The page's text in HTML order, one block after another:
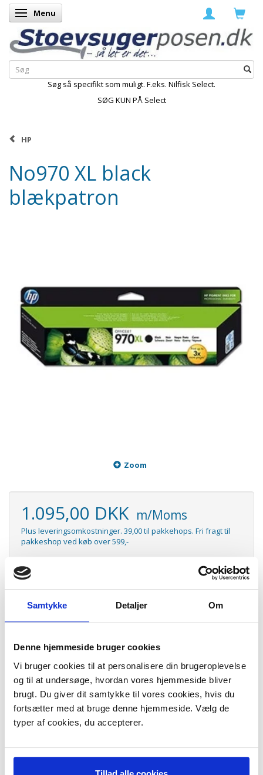
Samtykke Detaljer Om
Denne hjemmeside bruger cookies
Vi bruger cookies til at personalisere din brugeroplevelse
og til at undersøge, hvordan vores hjemmeside bliver
brugt. Du giver dit samtykke til vores cookies, hvis du
fortsætter med at bruge denne hjemmeside. Vælg de
typer af cookies, du accepterer.
Skifte navigation
Menu
Søg så specifikt som muligt. F.eks. Nilfisk Select.
SØG KUN PÅ Select
HP
No970 XL black
blækpatron
Zoom
1.095,00 DKK m/Moms
Plus leveringsomkostninger. 39,00 til pakkehops. Fri fragt til
pakkeshop ved køb over 599,-
Lager:
Antal LÆG I KURV
Kapacitet:9.200 sider
Passer til følgende printere:
Officejet Pro X451
Officejet Pro X476
Officejet Pro X551